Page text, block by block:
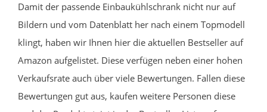
Damit der passende Einbaukühlschrank nicht nur auf
Bildern und vom Datenblatt her nach einem Topmodell
klingt, haben wir Ihnen hier die aktuellen Bestseller auf
Amazon aufgelistet. Diese verfügen neben einer hohen
Verkaufsrate auch über viele Bewertungen. Fallen diese
Bewertungen gut aus, kaufen weitere Personen diese